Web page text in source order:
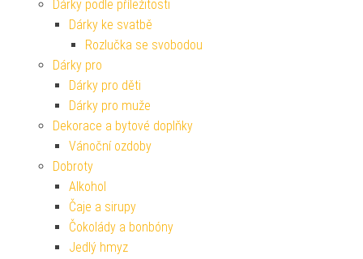
Dárky podle příležitosti
Dárky ke svatbě
Rozlučka se svobodou
Dárky pro
Dárky pro děti
Dárky pro muže
Dekorace a bytové doplňky
Vánoční ozdoby
Dobroty
Alkohol
Čaje a sirupy
Čokolády a bonbóny
Jedlý hmyz